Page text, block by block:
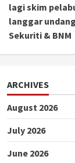
lagi skim
langgar
Sekuriti & BNM
ARCHIVES
August 2026
July 2026
June 2026